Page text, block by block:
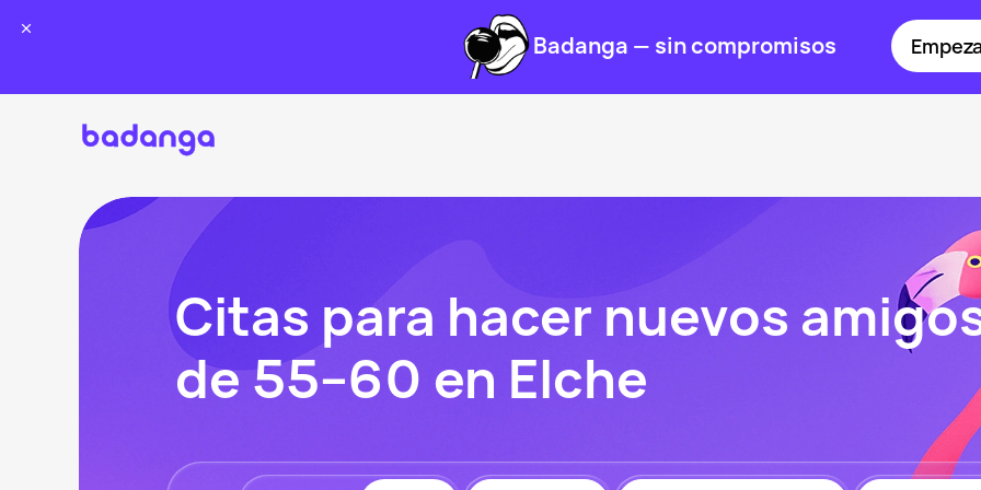
Badanga — sin compromisos
Citas para hacer nuevos
de 55–60 en Elche